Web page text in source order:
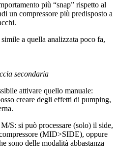
più “snap” rispetto al
un compressore più predisposto a
a quella analizzata poco fa,
secondaria
attivare quello manuale:
creare degli effetti di pumping,
S: si può processare (solo) il side,
(MID>SIDE), oppure
sono delle modalità abbastanza